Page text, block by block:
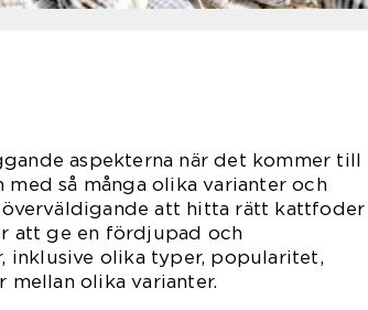
aspekterna när det kommer till
så många olika varianter och
överväldigande att hitta rätt kattfoder
att ge en fördjupad och
inklusive olika typer, popularitet,
olika varianter.